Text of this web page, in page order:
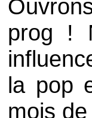
prog !
la pop
mois